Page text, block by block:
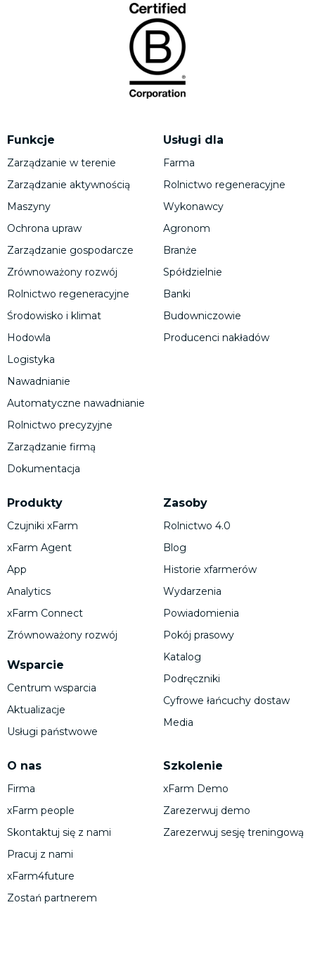
Funkcje
Zarządzanie w terenie
Zarządzanie aktywnością
Maszyny
Ochrona upraw
Zarządzanie gospodarcze
Zrównoważony rozwój
Rolnictwo regeneracyjne
Środowisko i klimat
Hodowla
Logistyka
Nawadnianie
Automatyczne nawadnianie
Rolnictwo precyzyjne
Zarządzanie firmą
Dokumentacja
Produkty
Czujniki xFarm
xFarm Agent
App
Analytics
xFarm Connect
Zrównoważony rozwój
Wsparcie
Centrum wsparcia
Aktualizacje
Usługi państwowe
Usługi dla
Farma
Rolnictwo regeneracyjne
Wykonawcy
Agronom
Branże
Spółdzielnie
Banki
Budowniczowie
Producenci nakładów
O nas
Firma
xFarm people
Skontaktuj się z nami
Pracuj z nami
xFarm4future
Zostań partnerem
Zasoby
Rolnictwo 4.0
Blog
Historie xfarmerów
Wydarzenia
Powiadomienia
Pokój prasowy
Katalog
Podręczniki
Cyfrowe łańcuchy dostaw
Media
Szkolenie
xFarm Demo
Zarezerwuj demo
Zarezerwuj sesję treningową